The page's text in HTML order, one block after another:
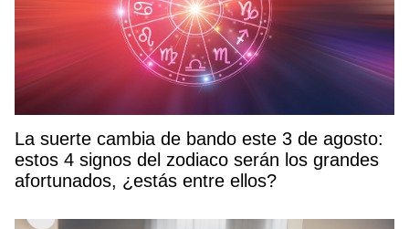
La suerte cambia de bando este 3 de agosto:
estos 4 signos del zodiaco serán los grandes
afortunados, ¿estás entre ellos?